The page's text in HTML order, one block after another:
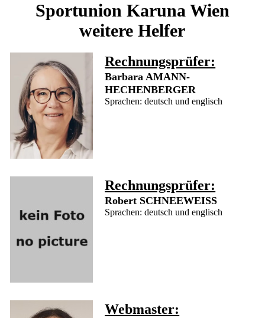
Sportunion Karuna Wien
weitere Helfer
Rechnungsprüfer:
Barbara AMANN-
HECHENBERGER
Sprachen: deutsch und englisch
Rechnungsprüfer:
Robert SCHNEEWEISS
Sprachen: deutsch und englisch
Webmaster: